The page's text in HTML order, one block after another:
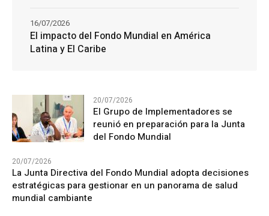
El impacto del Fondo Mundial en América
Latina y El Caribe
16/07/2026
20/07/2026
El Grupo de Implementadores se
reunió en preparación para la Junta
del Fondo Mundial
20/07/2026
La Junta Directiva del Fondo Mundial adopta decisiones
estratégicas para gestionar en un panorama de salud
mundial cambiante